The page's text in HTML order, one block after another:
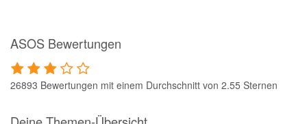
ASOS Bewertungen
26893 Bewertungen mit einem Durchschnitt von 2.55 Sternen